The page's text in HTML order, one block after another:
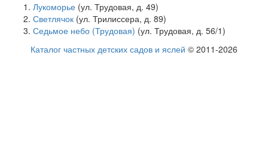
Лукоморье (ул. Трудовая, д. 49)
Светлячок (ул. Трилиссера, д. 89)
Седьмое небо (Трудовая) (ул. Трудовая, д. 56/1)
Каталог частных детских садов и яслей © 2011-2026